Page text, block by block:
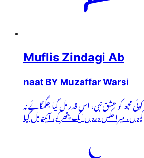
Muflis Zindagi Ab
naat BY Muzaffar Warsi
مجھ کو عشق نبی، اس قدر مل گیا جگمگائے نہ
کیوں، میرا عکس دروں ایک پتھر کو، آئینہ مل گیا